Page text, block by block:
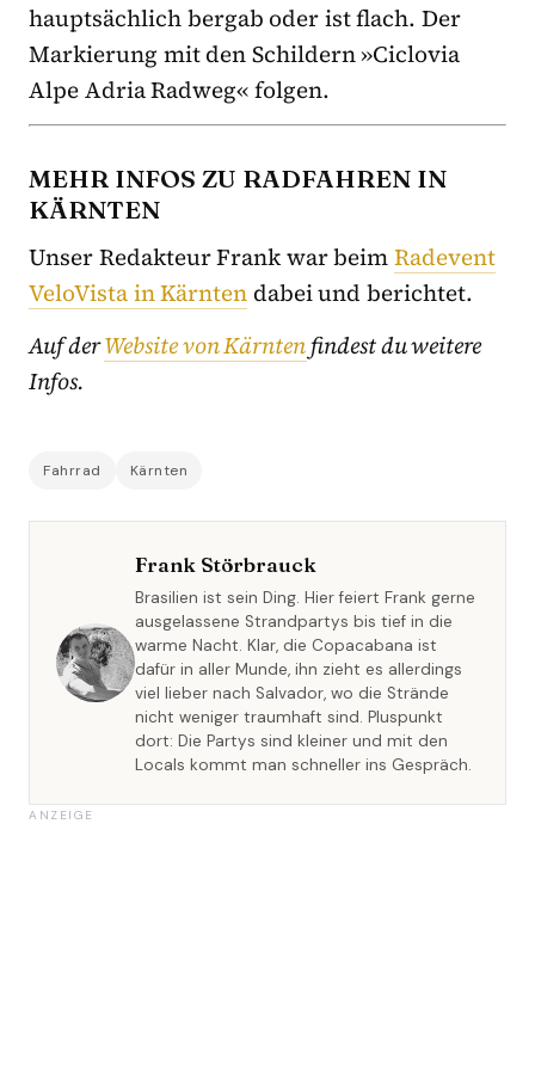
hauptsächlich bergab oder ist flach. Der
Markierung mit den Schildern »Ciclovia
Alpe Adria Radweg« folgen.
MEHR INFOS ZU RADFAHREN IN
KÄRNTEN
Unser Redakteur Frank war beimRadevent
VeloVista in Kärnten dabei und berichtet.
Auf derWebsite von Kärntenfindest du weitere
Infos.
Fahrrad Kärnten
Frank Störbrauck
Brasilien ist sein Ding. Hier feiert Frank gerne
ausgelassene Strandpartys bis tief in die
warme Nacht. Klar, die Copacabana ist
dafür in aller Munde, ihn zieht es allerdings
viel lieber nach Salvador, wo die Strände
nicht weniger traumhaft sind. Pluspunkt
dort: Die Partys sind kleiner und mit den
Locals kommt man schneller ins Gespräch.
ANZEIGE